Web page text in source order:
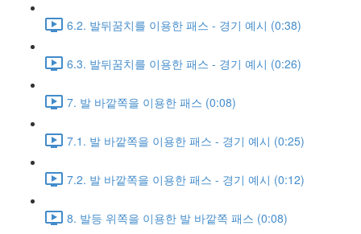
6.2. 발뒤꿈치를 이용한 패스 - 경기 예시 (0:38)
6.3. 발뒤꿈치를 이용한 패스 - 경기 예시 (0:26)
7. 발 바깥쪽을 이용한 패스 (0:08)
7.1. 발 바깥쪽을 이용한 패스 - 경기 예시 (0:25)
7.2. 발 바깥쪽을 이용한 패스 - 경기 예시 (0:12)
8. 발등 위쪽을 이용한 발 바깥쪽 패스 (0:08)